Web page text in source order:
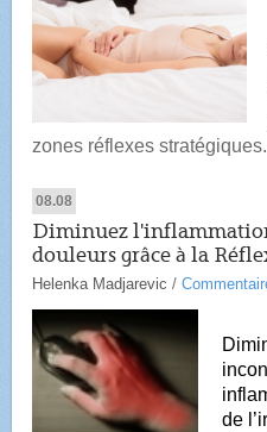
zones réflexes
08.08
Diminuez
douleurs grâce à la
Helenka Madjarevic /
de